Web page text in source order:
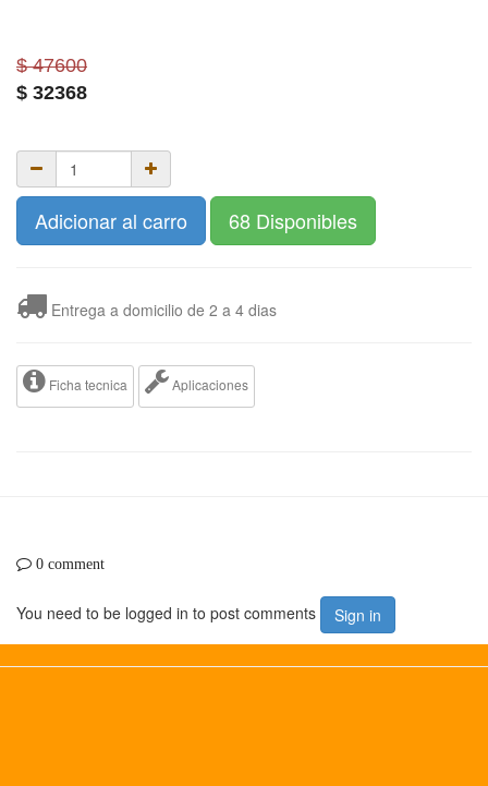
$ 47600
$ 32368
Adicionar al carro 68 Disponibles
Entrega a domicilio de 2 a 4 dias
Ficha tecnica Aplicaciones
0 comment
You need to be logged in to post comments Sign in